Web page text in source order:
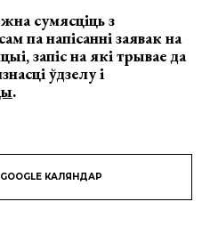
сумясціць з
па напісанні заявак на
запіс на які трывае да
ўдзелу і
.
КАЛЯНДАР